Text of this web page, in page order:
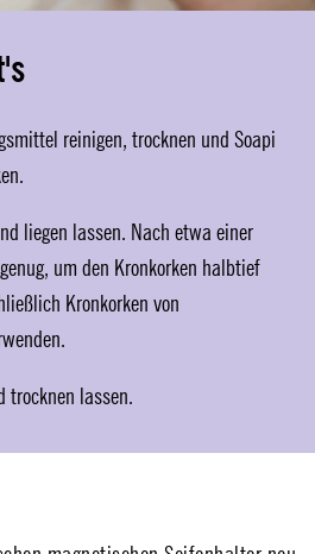
reinigen, trocknen und Soapi
liegen lassen. Nach etwa einer
um den Kronkorken halbtief
Kronkorken von
trocknen lassen.